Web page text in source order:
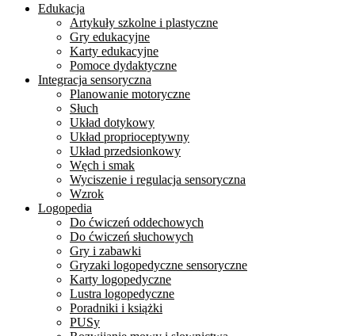
Edukacja
Artykuły szkolne i plastyczne
Gry edukacyjne
Karty edukacyjne
Pomoce dydaktyczne
Integracja sensoryczna
Planowanie motoryczne
Słuch
Układ dotykowy
Układ proprioceptywny
Układ przedsionkowy
Węch i smak
Wyciszenie i regulacja sensoryczna
Wzrok
Logopedia
Do ćwiczeń oddechowych
Do ćwiczeń słuchowych
Gry i zabawki
Gryzaki logopedyczne sensoryczne
Karty logopedyczne
Lustra logopedyczne
Poradniki i książki
PUSy